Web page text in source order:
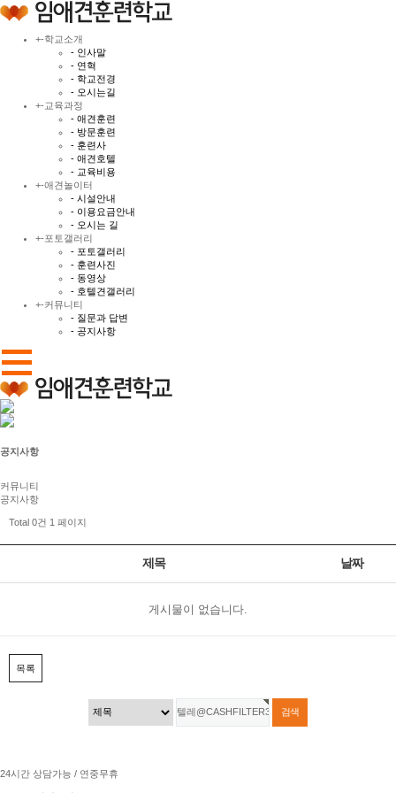
+-학교소개
- 인사말
- 연혁
- 학교전경
- 오시는길
+- 교육과정
- 애견훈련
- 방문훈련
- 훈련사
- 애견호텔
- 교육비용
+-애견놀이터
- 시설안내
- 이용요금안내
- 오시는 길
+-포토갤러리
- 포토갤러리
- 훈련사진
- 동영상
- 호텔견갤러리
+-커뮤니티
- 질문과 답변
- 공지사항
공지사항
커뮤니티
공지사항
Total 0건 1 페이지
제목 날짜
게시물이 없습니다.
목록
24시간 상담가능 / 연중무휴